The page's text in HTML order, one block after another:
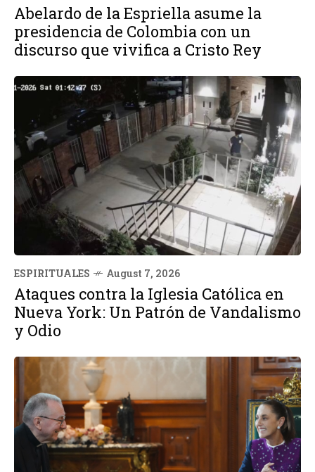
Abelardo de la Espriella asume la
presidencia de Colombia con un
discurso que vivifica a Cristo Rey
ESPIRITUALES August 7, 2026
Ataques contra la Iglesia Católica en
Nueva York: Un Patrón de Vandalismo
y Odio